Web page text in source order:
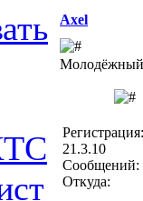
Axel
Молодёжный
Регистрация:
21.3.10
Сообщений:
Откуда: